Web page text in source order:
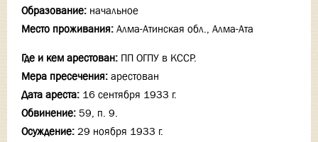
Образование: начальное
Место проживания: Алма-Атинская обл., Алма-Ата
Где и кем арестован: ПП ОГПУ в КССР.
Мера пресечения: арестован
Дата ареста: 16 сентября 1933 г.
Обвинение: 59, п. 9.
Осуждение: 29 ноября 1933 г.